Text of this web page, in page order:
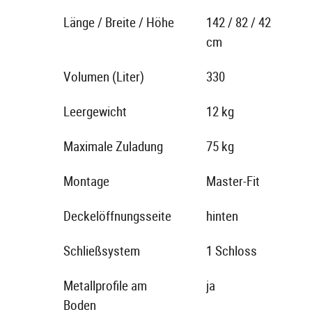
Länge / Breite / Höhe
142 / 82 / 42
cm
Volumen (Liter) 330
Leergewicht 12 kg
Maximale Zuladung 75 kg
Montage Master-Fit
Deckelöffnungsseite hinten
Schließsystem 1 Schloss
Metallprofile am
Boden
ja